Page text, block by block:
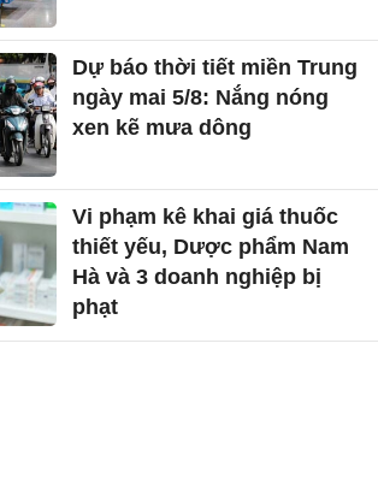
Dự báo thời tiết miền Trung
ngày mai 5/8: Nắng nóng
xen kẽ mưa dông
Vi phạm kê khai giá thuốc
thiết yếu, Dược phẩm Nam
Hà và 3 doanh nghiệp bị
phạt